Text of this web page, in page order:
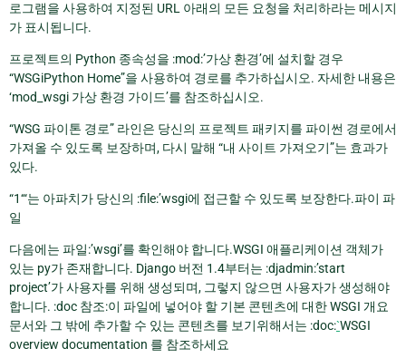
로그램을 사용하여 지정된 URL 아래의 모든 요청을 처리하라는 메시지
가 표시됩니다.
프로젝트의 Python 종속성을 :mod:’가상 환경’에 설치할 경우
“WSGiPython Home”을 사용하여 경로를 추가하십시오. 자세한 내용은
‘mod_wsgi 가상 환경 가이드’를 참조하십시오.
“WSG 파이톤 경로” 라인은 당신의 프로젝트 패키지를 파이썬 경로에서
가져올 수 있도록 보장하며, 다시 말해 “내 사이트 가져오기”는 효과가
있다.
“1‘“는 아파치가 당신의 :file:’wsgi에 접근할 수 있도록 보장한다.파이 파
일
다음에는 파일:’wsgi’를 확인해야 합니다.WSGI 애플리케이션 객체가
있는 py가 존재합니다. Django 버전 1.4부터는 :djadmin:’start
project’가 사용자를 위해 생성되며, 그렇지 않으면 사용자가 생성해야
합니다. :doc 참조:이 파일에 넣어야 할 기본 콘텐츠에 대한 WSGI 개요
문서와 그 밖에 추가할 수 있는 콘텐츠를 보기위해서는 :doc:`WSGI
overview documentation 를 참조하세요